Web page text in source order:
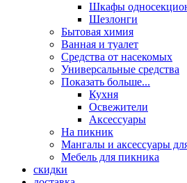
Шкафы
Шезлонги
Бытовая химия
Ванная и туалет
Средства от насекомых
Универсальные средства
Показать больше...
Кухня
Освежители
Аксессуары
На пикник
Мангалы и аксессуары
Мебель для пикника
скидки